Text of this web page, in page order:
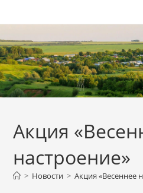
к
содержимому
Акция
настроение»
> Новости > Акция «Весеннее